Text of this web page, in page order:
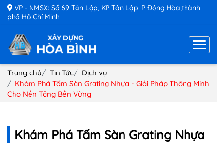
VP - NMSX: Số 69 Tân Lập, KP Tân Lập, P Đông Hòa,thành
phố Hồ Chí Minh
Trang chủ Tin Tức
Dịch vụ
Khám Phá Tấm Sàn Grating Nhựa - Giải Pháp Thông Minh
Cho Nền Tảng Bền Vững
Khám Phá Tấm Sàn Grating Nhựa